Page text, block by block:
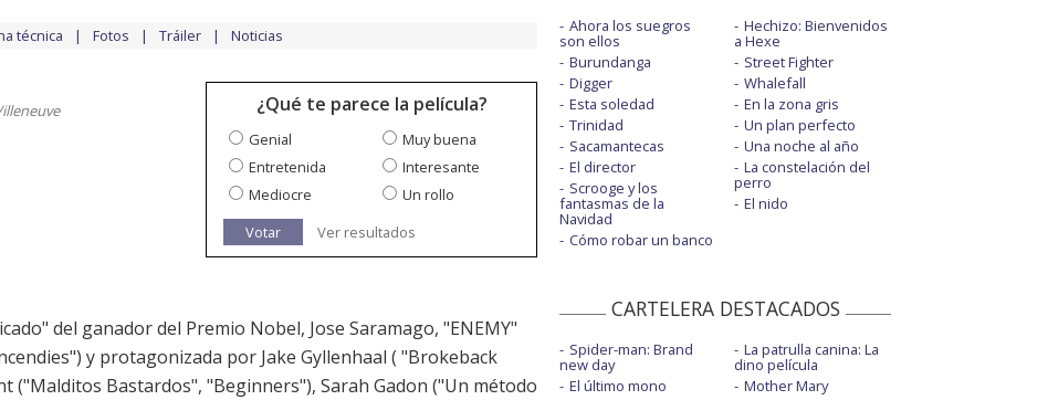
técnica Fotos Tráiler Noticias
¿Qué te parece la película?
Genial
Muy buena
Entretenida
Interesante
Mediocre
Un rollo
Votar
Ver resultados
del ganador del Premio Nobel, Jose Saramago, "ENEMY"
y protagonizada por Jake Gyllenhaal ( "Brokeback
("Malditos Bastardos", "Beginners"), Sarah Gadon ("Un método
Ahora los suegros
son ellos
Burundanga
Digger
Esta soledad
Trinidad
Sacamantecas
El director
Scrooge y los
fantasmas de la
Navidad
Cómo robar un banco
Hechizo: Bienvenidos
a Hexe
Street Fighter
Whalefall
En la zona gris
Un plan perfecto
Una noche al año
La constelación del
perro
El nido
CARTELERA DESTACADOS
Spider-man: Brand
new day
El último mono
La patrulla canina: La
dino película
Mother Mary